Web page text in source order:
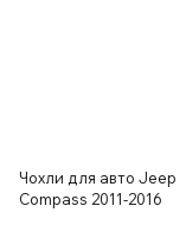
Чохли для авто Jeep
Compass 2011-2016